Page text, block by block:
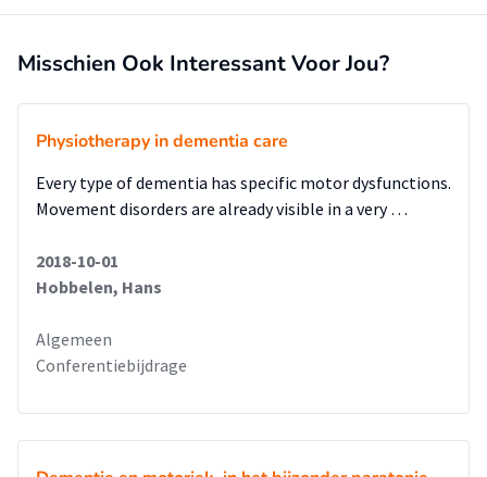
Misschien Ook Interessant Voor Jou?
Physiotherapy in dementia care
Every type of dementia has specific motor dysfunctions.
Movement disorders are already visible in a very …
2018-10-01
Hobbelen, Hans
Algemeen
Conferentiebijdrage